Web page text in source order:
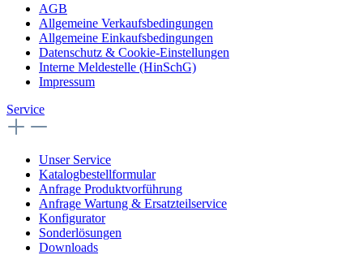
AGB
Allgemeine Verkaufsbedingungen
Allgemeine Einkaufsbedingungen
Datenschutz & Cookie-Einstellungen
Interne Meldestelle (HinSchG)
Impressum
Service
Unser Service
Katalogbestellformular
Anfrage Produktvorführung
Anfrage Wartung & Ersatzteilservice
Konfigurator
Sonderlösungen
Downloads